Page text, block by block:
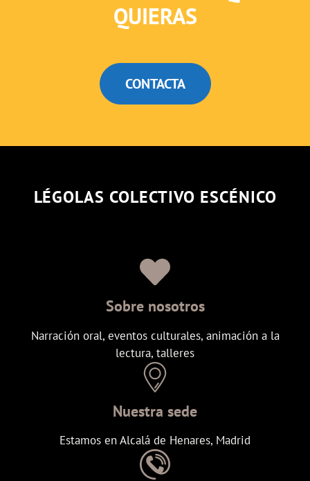
QUIERAS
CONTACTA
LÉGOLAS COLECTIVO ESCÉNICO
Sobre nosotros
Narración oral, eventos culturales, animación a la
lectura, talleres
Nuestra sede
Estamos en Alcalá de Henares, Madrid